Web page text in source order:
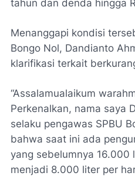
tahun dan denda hingga
Menanggapi kondisi
Bongo Nol, Dandianto
klarifikasi terkait
“Assalamualaikum
Perkenalkan, nama saya
selaku pengawas SPBU
bahwa saat ini ada
yang sebelumnya 16.000
menjadi 8.000 liter per